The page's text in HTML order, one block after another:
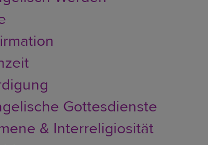
Gottesdienste
& Interreligiosität